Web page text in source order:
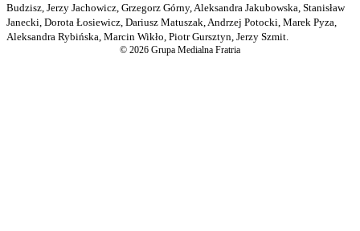
Budzisz, Jerzy Jachowicz, Grzegorz Górny, Aleksandra Jakubowska, Stanisław
Janecki, Dorota Łosiewicz, Dariusz Matuszak, Andrzej Potocki, Marek Pyza,
Aleksandra Rybińska, Marcin Wikło, Piotr Gursztyn, Jerzy Szmit.
© 2026 Grupa Medialna Fratria